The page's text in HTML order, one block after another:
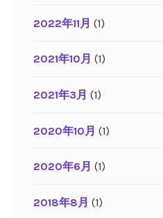
2022年11月 (1)
2021年10月 (1)
2021年3月 (1)
2020年10月 (1)
2020年6月 (1)
2018年8月 (1)